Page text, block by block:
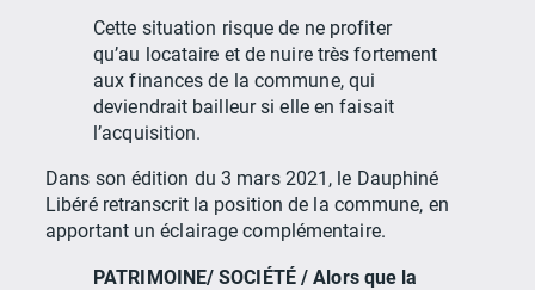
Cette situation risque de ne profiter
qu’au locataire et de nuire très fortement
aux finances de la commune, qui
deviendrait bailleur si elle en faisait
l’acquisition.
Dans son édition du 3 mars 2021, le Dauphiné
Libéré retranscrit la position de la commune, en
apportant un éclairage complémentaire.
PATRIMOINE/ SOCIÉTÉ / Alors que la